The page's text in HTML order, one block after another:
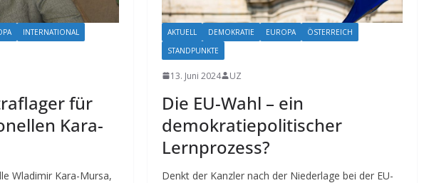
INTERNATIONAL
für
Kara-
Wladimir Kara-Mursa,
AKTUELL DEMOKRATIE EUROPA
ÖSTERREICH
STANDPUNKTE
13. Juni 2024 UZ
Die EU-Wahl – ein
demokratiepolitischer
Lernprozess?
Denkt der Kanzler nach der Niederlage bei der EU-